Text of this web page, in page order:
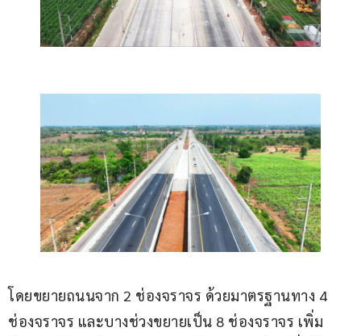
โดยขยายถนนจาก 2 ช่องจราจร ด้วยมาตรฐานทาง 4
ช่องจราจร และบางช่วงขยายเป็น 8 ช่องจราจร เพิ่ม